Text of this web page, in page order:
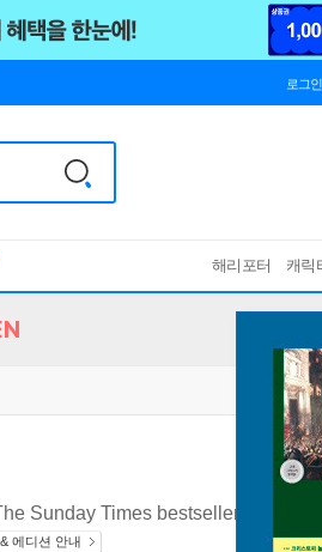
로그인
해리포터 캐릭
Sunday Times bestseller from the
에디션 안내